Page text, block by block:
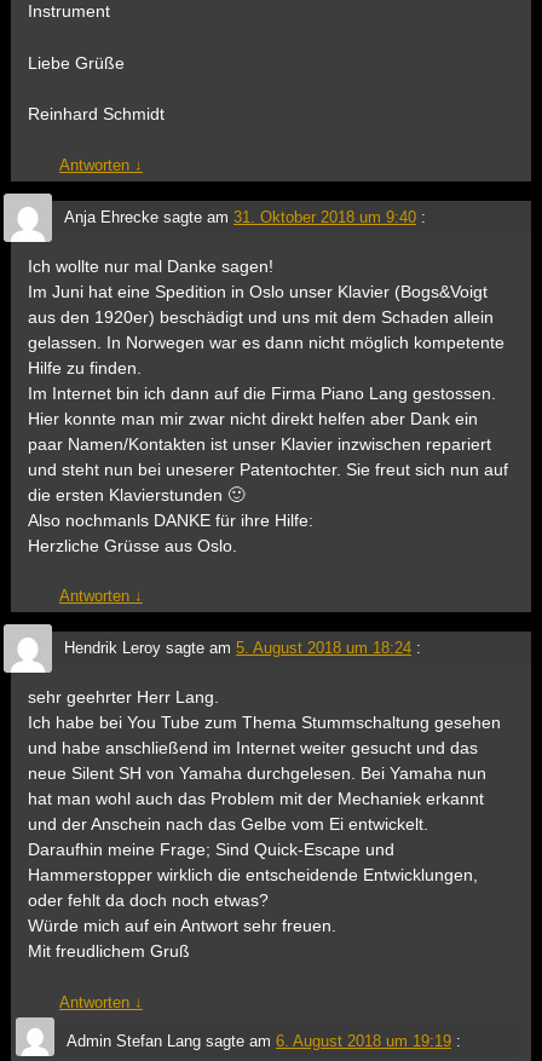
Instrument
Liebe Grüße
Reinhard Schmidt
Antworten ↓
Anja Ehreckesagte am 31. Oktober 2018 um 9:40 :
Ich wollte nur mal Danke sagen!
Im Juni hat eine Spedition in Oslo unser Klavier (Bogs&Voigt
aus den 1920er) beschädigt und uns mit dem Schaden allein
gelassen. In Norwegen war es dann nicht möglich kompetente
Hilfe zu finden.
Im Internet bin ich dann auf die Firma Piano Lang gestossen.
Hier konnte man mir zwar nicht direkt helfen aber Dank ein
paar Namen/Kontakten ist unser Klavier inzwischen repariert
und steht nun bei uneserer Patentochter. Sie freut sich nun auf
die ersten Klavierstunden 🙂
Also nochmanls DANKE für ihre Hilfe:
Herzliche Grüsse aus Oslo.
Antworten ↓
Hendrik Leroysagte am 5. August 2018 um 18:24 :
sehr geehrter Herr Lang.
Ich habe bei You Tube zum Thema Stummschaltung gesehen
und habe anschließend im Internet weiter gesucht und das
neue Silent SH von Yamaha durchgelesen. Bei Yamaha nun
hat man wohl auch das Problem mit der Mechaniek erkannt
und der Anschein nach das Gelbe vom Ei entwickelt.
Daraufhin meine Frage; Sind Quick-Escape und
Hammerstopper wirklich die entscheidende Entwicklungen,
oder fehlt da doch noch etwas?
Würde mich auf ein Antwort sehr freuen.
Mit freudlichem Gruß
Antworten ↓
Admin Stefan Langsagte am 6. August 2018 um 19:19 :